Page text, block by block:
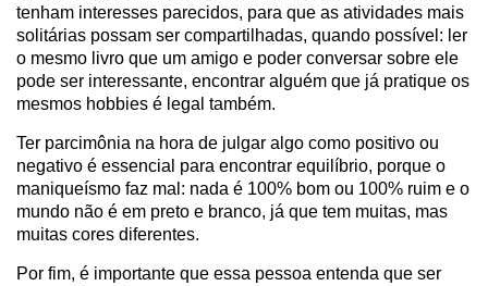
tenham interesses parecidos, para que as atividades mais
solitárias possam ser compartilhadas, quando possível: ler
o mesmo livro que um amigo e poder conversar sobre ele
pode ser interessante, encontrar alguém que já pratique os
mesmos hobbies é legal também.
Ter parcimônia na hora de julgar algo como positivo ou
negativo é essencial para encontrar equilíbrio, porque o
maniqueísmo faz mal: nada é 100% bom ou 100% ruim e o
mundo não é em preto e branco, já que tem muitas, mas
muitas cores diferentes.
Por fim, é importante que essa pessoa entenda que ser